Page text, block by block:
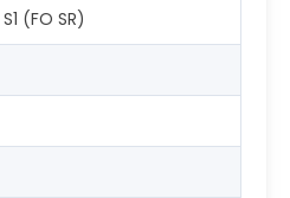
(FO SR)